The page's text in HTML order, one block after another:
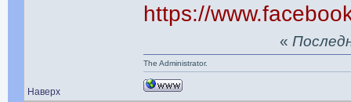
https://
Наверх
«
The Administrator.